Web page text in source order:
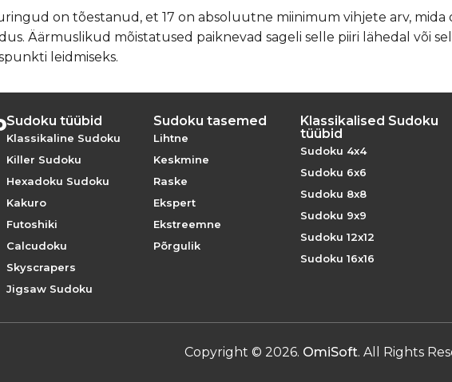
on tõestanud, et 17 on absoluutne miinimum vihjete arv, mida
Äärmuslikud mõistatused paiknevad sageli selle piiri lähedal või
leidmiseks.
Sudoku tüübid
Klassikaline Sudoku
Killer Sudoku
Hexadoku Sudoku
Kakuro
Futoshiki
Calcudoku
Skyscrapers
Jigsaw Sudoku
Sudoku tasemed
Lihtne
Keskmine
Raske
Ekspert
Ekstreemne
Põrgulik
Klassikalised Sudoku
tüübid
Sudoku 4x4
Sudoku 6x6
Sudoku 8x8
Sudoku 9x9
Sudoku 12x12
Sudoku 16x16
Copyright © 2026. OmiSoft. All Rights